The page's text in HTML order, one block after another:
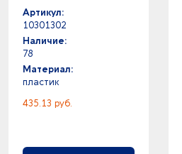
прозрачный
Артикул:
10301302
Наличие:
78
Материал:
пластик
435.13 руб.